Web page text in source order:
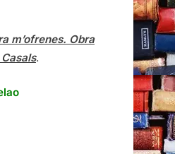
m’ofrenes. Obra
.